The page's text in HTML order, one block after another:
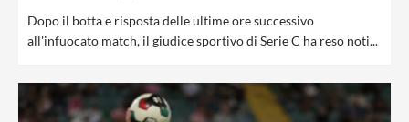
Dopo il botta e risposta delle ultime ore successivo
all'infuocato match, il giudice sportivo di Serie C ha reso noti...